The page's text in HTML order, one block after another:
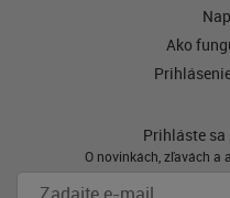
Ako
Prihláste sa
O novinkách, zľavách a